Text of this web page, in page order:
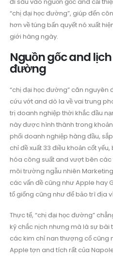
“chị đại học đường”, giúp đến
hơn về túng bấn quyết nó xuất
giới hàng ngày.
Nguồn gốc and
đường
“chị đại học đường” căn
cứu vớt and dò la về vai trung
trị doanh nghiệp thời khắc đầu
này được hình thành trong
phối doanh nghiệp hàng đầu,
chỉ đề xuất 33 điều khoản cốt
hóa công suất and vượt bên
môi trường ngẫu nhiên
các vấn đề cũng như Apple hay
tố giống cũng như để bảo trì địa
Thực tế, “chị đại học đường”
kỹ chắc nịch nhưng mà là sự bài
các kim chỉ nan thượng cổ cũng
Apple tợn and tích rất của